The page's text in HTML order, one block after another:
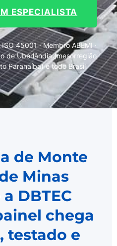
ESPECIALISTA
45001 · Membro ABEMI ·
de Uberlândia (mesorregião
Paranaíba) e todo Brasil
de Monte
Minas
DBTEC
chega
testado e